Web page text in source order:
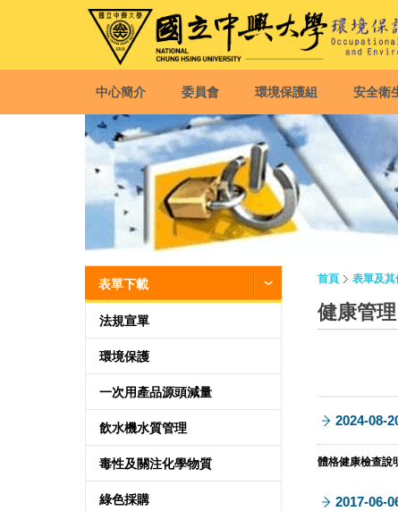
中心簡介 委員會 環境保護組 安全衛
表單下載
法規宣單
環境保護
一次用產品源頭減量
飲水機水質管理
毒性及關注化學物質
綠色採購
首頁 表單及其
健康管理
2024-08-
體格健康檢查說
2017-06-